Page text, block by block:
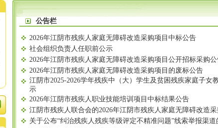
公告栏
2026年江阴市残疾人家庭无障碍改造采购项目中标公告
社会组织负责人任职前公示
2026年江阴市残疾人家庭无障碍改造采购项目公开招标采购
2026年江阴市残疾人家庭无障碍改造采购项目的废标公告
江阴市2025-2026学年残疾中（大）学生及贫困残疾家庭子女
示
2026年江阴市残疾人职业技能培训项目中标结果公告
江阴市残疾人联合会的2026年江阴市残疾人家庭无障碍改造
关于公布“纠治残疾人残疾等级评定不精准问题”线索举报渠道